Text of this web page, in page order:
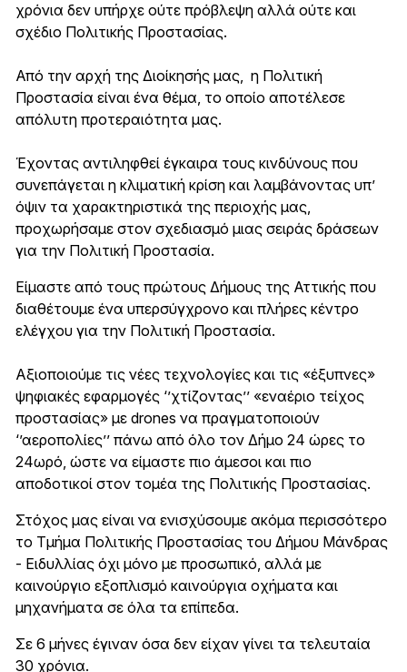
χρόνια δεν υπήρχε ούτε πρόβλεψη αλλά ούτε και
σχέδιο Πολιτικής Προστασίας.
Από την αρχή της Διοίκησής μας, η Πολιτική
Προστασία είναι ένα θέμα, το οποίο αποτέλεσε
απόλυτη προτεραιότητα μας.
Έχοντας αντιληφθεί έγκαιρα τους κινδύνους που
συνεπάγεται η κλιματική κρίση και λαμβάνοντας υπ’
όψιν τα χαρακτηριστικά της περιοχής μας,
προχωρήσαμε στον σχεδιασμό μιας σειράς δράσεων
για την Πολιτική Προστασία.
Είμαστε από τους πρώτους Δήμους της Αττικής που
διαθέτουμε ένα υπερσύγχρονο και πλήρες κέντρο
ελέγχου για την Πολιτική Προστασία.
Αξιοποιούμε τις νέες τεχνολογίες και τις «έξυπνες»
ψηφιακές εφαρμογές ‘’χτίζοντας’’ «εναέριο τείχος
προστασίας» με drones να πραγματοποιούν
‘’αεροπολίες’’ πάνω από όλο τον Δήμο 24 ώρες το
24ωρό, ώστε να είμαστε πιο άμεσοι και πιο
αποδοτικοί στον τομέα της Πολιτικής Προστασίας.
Στόχος μας είναι να ενισχύσουμε ακόμα περισσότερο
το Τμήμα Πολιτικής Προστασίας του Δήμου Μάνδρας
- Ειδυλλίας όχι μόνο με προσωπικό, αλλά με
καινούργιο εξοπλισμό καινούργια οχήματα και
μηχανήματα σε όλα τα επίπεδα.
Σε 6 μήνες έγιναν όσα δεν είχαν γίνει τα τελευταία
30 χρόνια.